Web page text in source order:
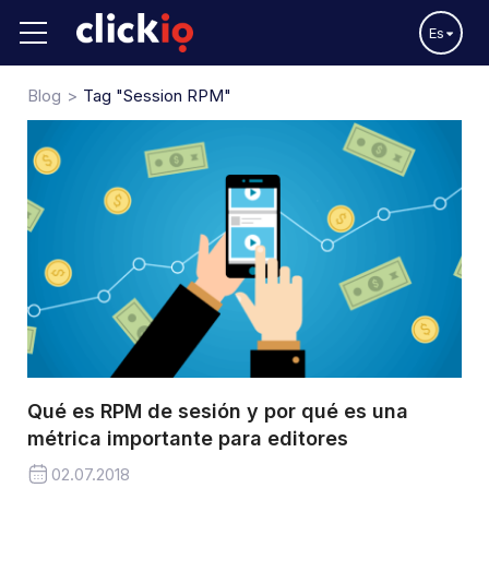
Es
Blog Tag "Session RPM"
Qué es RPM de sesión y por qué es una
métrica importante para editores
02.07.2018